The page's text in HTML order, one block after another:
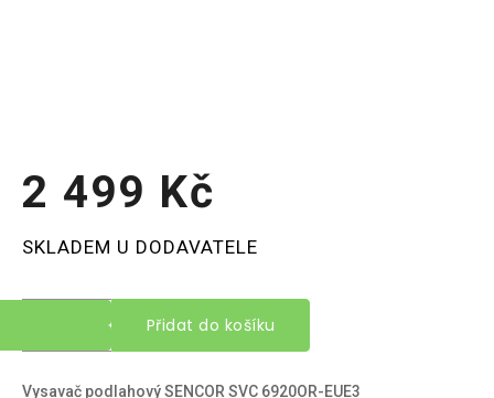
2 499 Kč
cena:
SKLADEM U DODAVATELE
Přidat do košíku
Vysavač podlahový SENCOR SVC 6920OR-EUE3